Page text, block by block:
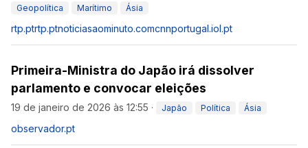
Geopolítica Marítimo Ásia
rtp.ptrtp.ptnoticiasaominuto.comcnnportugal.iol.pt
Primeira-Ministra do Japão irá dissolver
parlamento e convocar eleições
19 de janeiro de 2026 às 12:55 · Japão Política Ásia
observador.pt